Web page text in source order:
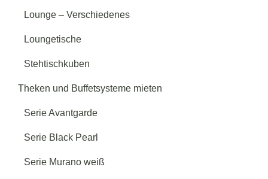
Lounge – Verschiedenes
Loungetische
Stehtischkuben
Theken und Buffetsysteme mieten
Serie Avantgarde
Serie Black Pearl
Serie Murano weiß